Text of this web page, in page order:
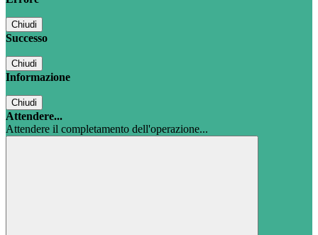
Chiudi
Successo
Chiudi
Informazione
Chiudi
Attendere...
Attendere il completamento dell'operazione...